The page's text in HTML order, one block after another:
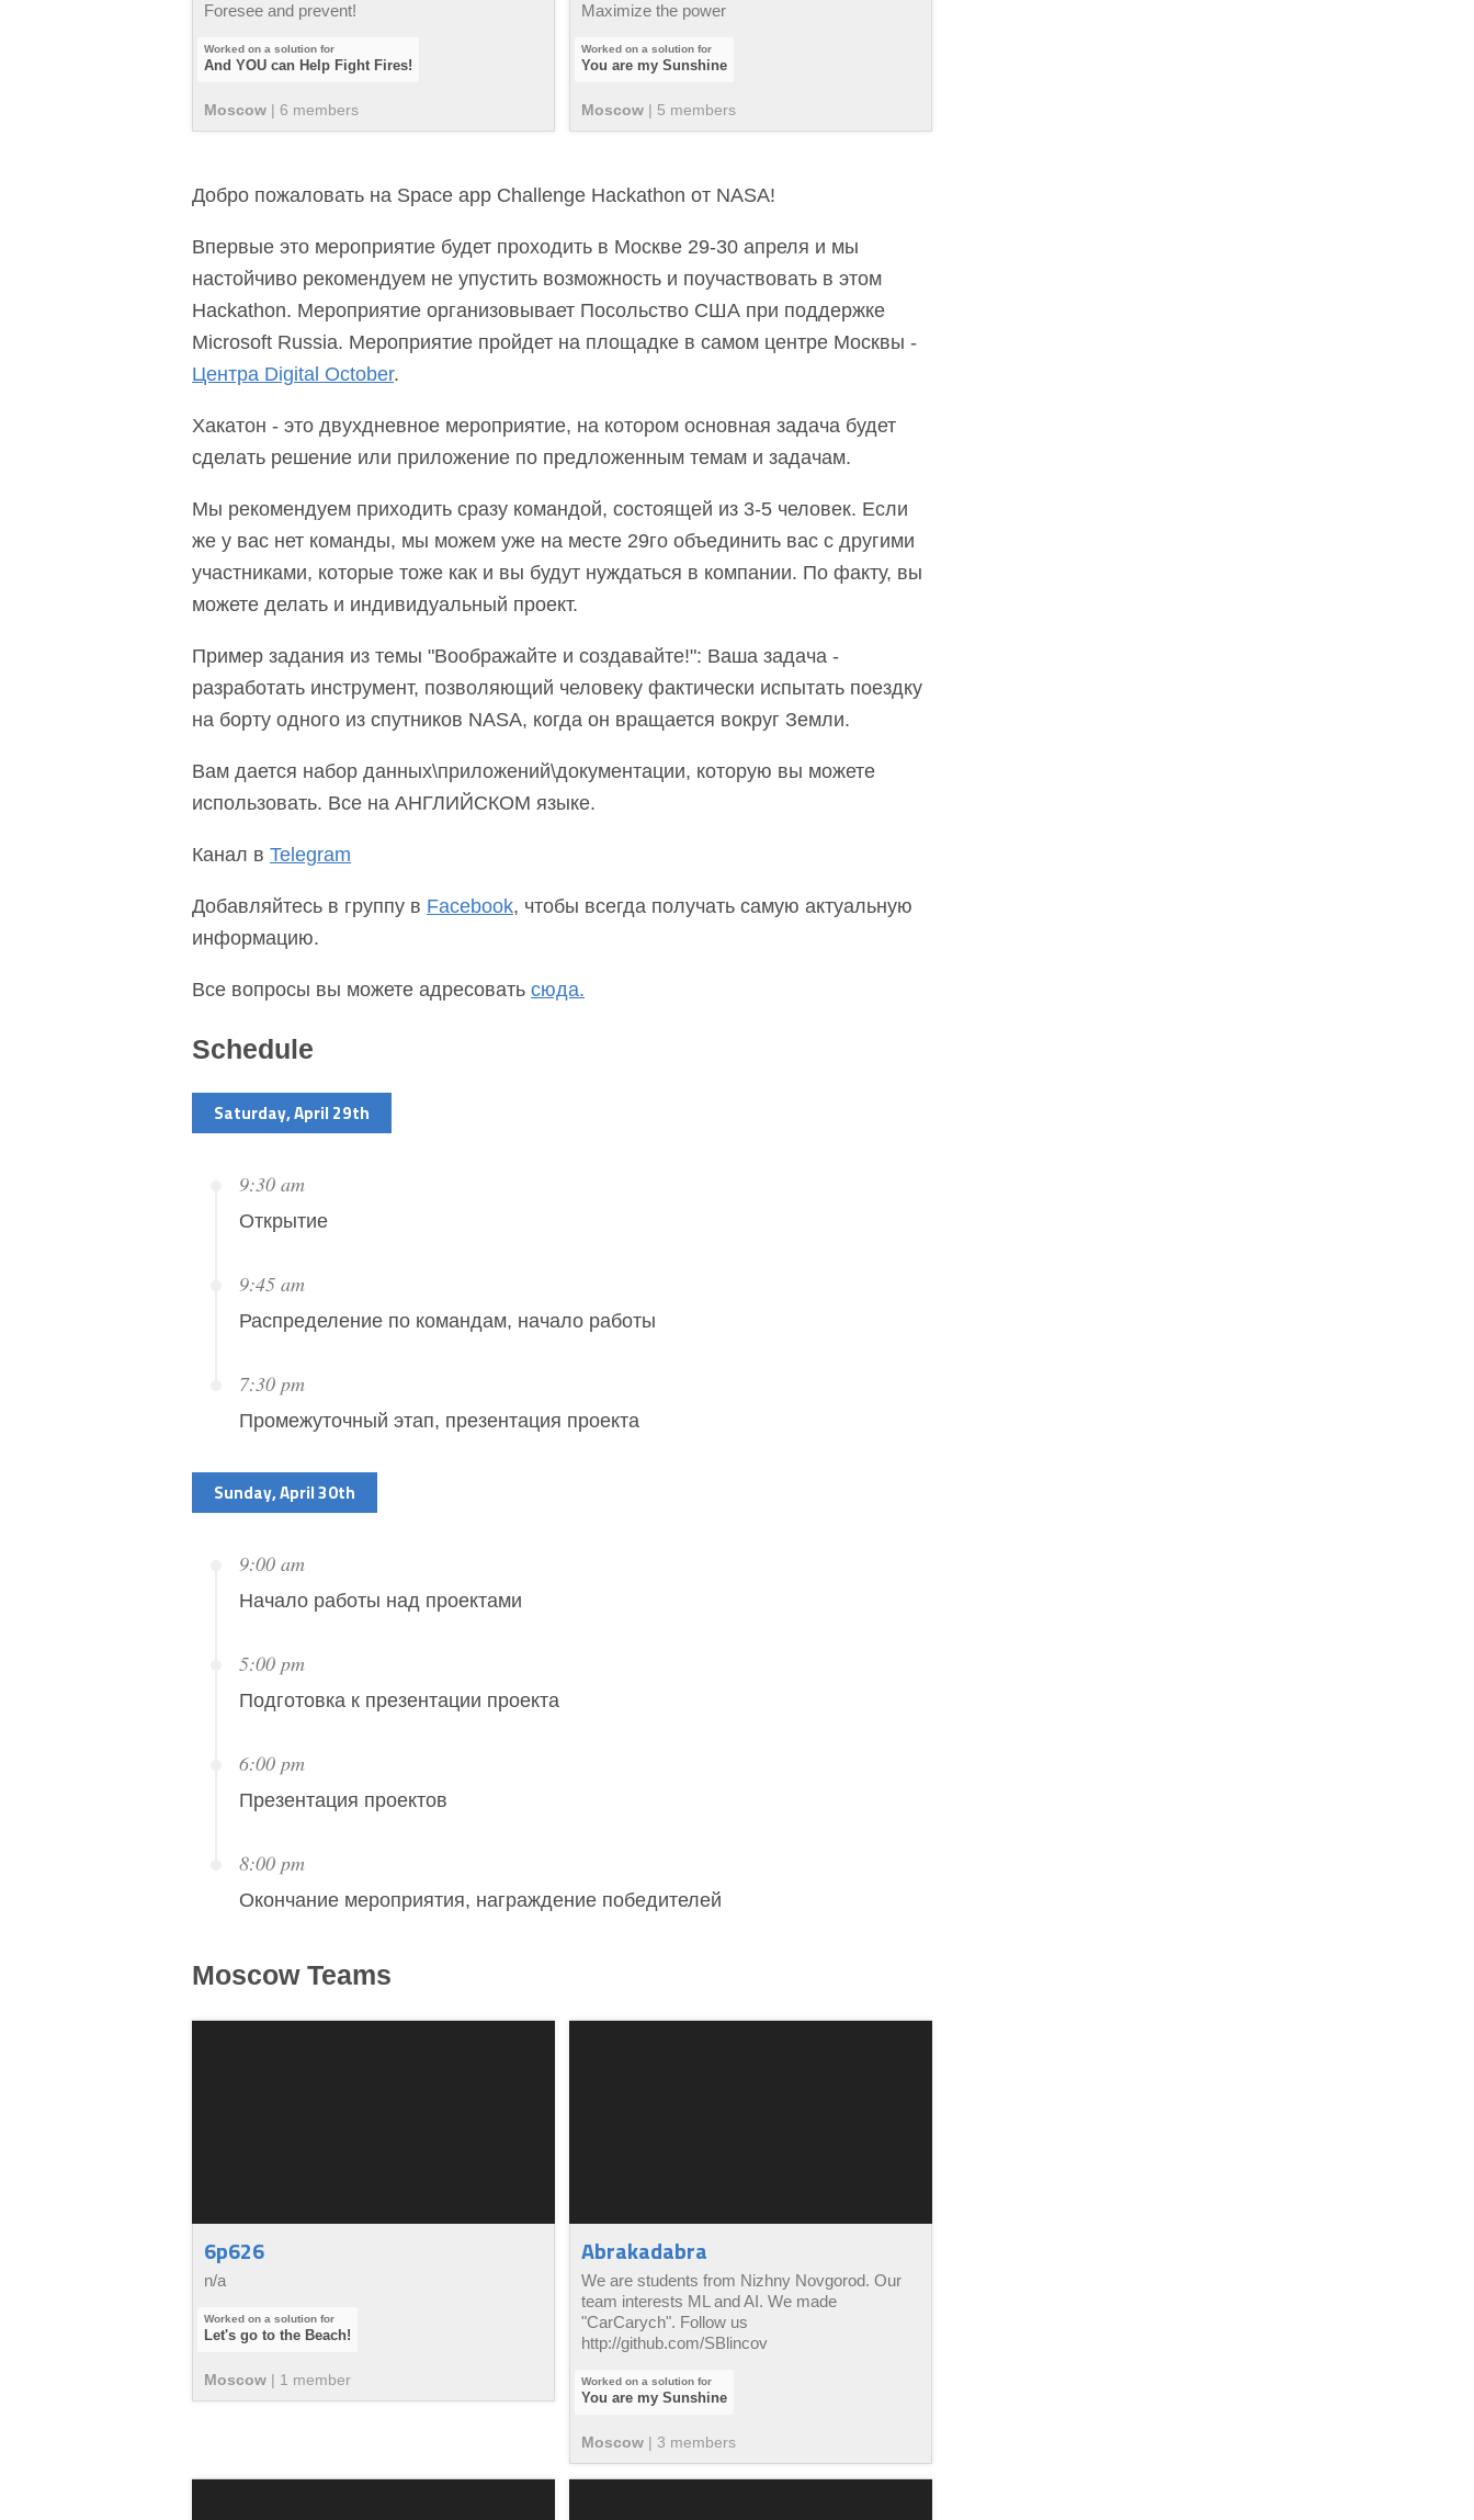
Foresee and prevent!
And YOU can Help Fight Fires!
Moscow | 6 members
Maximize the power
You are my Sunshine
Moscow | 5 members
Добро пожаловать на Space app Challenge Hackathon от NASA!
Впервые это мероприятие будет проходить в Москве 29-30 апреля и мы
настойчиво рекомендуем не упустить возможность и поучаствовать в этом
Hackathon. Мероприятие организовывает Посольство США при поддержке
Microsoft Russia. Мероприятие пройдет на площадке в самом центре Москвы -
Центра Digital October.
Хакатон - это двухдневное мероприятие, на котором основная задача будет
сделать решение или приложение по предложенным темам и задачам.
Мы рекомендуем приходить сразу командой, состоящей из 3-5 человек. Если
же у вас нет команды, мы можем уже на месте 29го объединить вас с другими
участниками, которые тоже как и вы будут нуждаться в компании. По факту, вы
можете делать и индивидуальный проект.
Пример задания из темы "Воображайте и создавайте!": Ваша задача -
разработать инструмент, позволяющий человеку фактически испытать поездку
на борту одного из спутников NASA, когда он вращается вокруг Земли.
Вам дается набор данных\приложений\документации, которую вы можете
использовать. Все на АНГЛИЙСКОМ языке.
Канал в Telegram
Добавляйтесь в группу в Facebook, чтобы всегда получать самую актуальную
информацию.
Все вопросы вы можете адресовать сюда.
Schedule
Saturday, April 29th
9:30 am
Открытие
9:45 am
Распределение по командам, начало работы
7:30 pm
Промежуточный этап, презентация проекта
Sunday, April 30th
9:00 am
Начало работы над проектами
5:00 pm
Подготовка к презентации проекта
6:00 pm
Презентация проектов
8:00 pm
Окончание мероприятия, награждение победителей
MoscowTeams
6p626
n/a
Let's go to the Beach!
Moscow | 1 member
Abrakadabra
We are students from Nizhny Novgorod. Our
team interests ML and AI. We made
"CarCarych". Follow us
http://github.com/SBlincov
You are my Sunshine
Moscow | 3 members